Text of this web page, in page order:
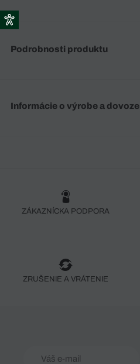
Podrobnosti produktu
Informácie o výrobe a dovoze
ZÁKAZNÍCKA PODPORA
ZRUŠENIE A VRÁTENIE